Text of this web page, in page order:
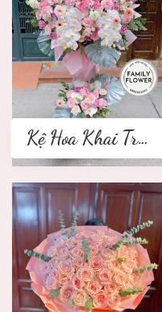
Kệ Hoa Khai Trương 2 tầng